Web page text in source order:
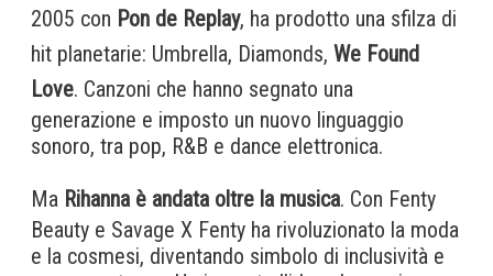
2005 con Pon de Replay, ha prodotto una sfilza di
hit planetarie: Umbrella, Diamonds, We Found
Love. Canzoni che hanno segnato una
generazione e imposto un nuovo linguaggio
sonoro, tra pop, R&B e dance elettronica.
Ma Rihanna è andata oltre la musica. Con Fenty
Beauty e Savage X Fenty ha rivoluzionato la moda
e la cosmesi, diventando simbolo di inclusività e